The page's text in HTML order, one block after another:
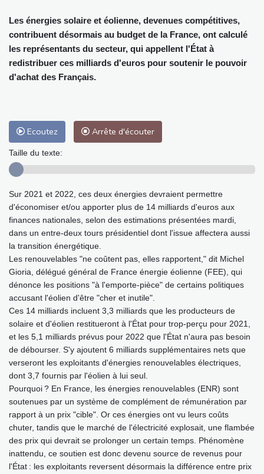
Les énergies solaire et éolienne, devenues compétitives,
contribuent désormais au budget de la France, ont calculé
les représentants du secteur, qui appellent l'État à
redistribuer ces milliards d'euros pour soutenir le pouvoir
d'achat des Français.
Ecoutez Arrête d'écouter
Taille du texte:
Sur 2021 et 2022, ces deux énergies devraient permettre
d'économiser et/ou apporter plus de 14 milliards d'euros aux
finances nationales, selon des estimations présentées mardi,
dans un entre-deux tours présidentiel dont l'issue affectera aussi
la transition énergétique.
Les renouvelables "ne coûtent pas, elles rapportent," dit Michel
Gioria, délégué général de France énergie éolienne (FEE), qui
dénonce les positions "à l'emporte-pièce" de certains politiques
accusant l'éolien d'être "cher et inutile".
Ces 14 milliards incluent 3,3 milliards que les producteurs de
solaire et d'éolien restitueront à l'État pour trop-perçu pour 2021,
et les 5,1 milliards prévus pour 2022 que l'État n'aura pas besoin
de débourser. S'y ajoutent 6 milliards supplémentaires nets que
verseront les exploitants d'énergies renouvelables électriques,
dont 3,7 fournis par l'éolien à lui seul.
Pourquoi ? En France, les énergies renouvelables (ENR) sont
soutenues par un système de complément de rémunération par
rapport à un prix "cible". Or ces énergies ont vu leurs coûts
chuter, tandis que le marché de l'électricité explosait, une flambée
des prix qui devrait se prolonger un certain temps. Phénomène
inattendu, ce soutien est donc devenu source de revenus pour
l'État : les exploitants reversent désormais la différence entre prix